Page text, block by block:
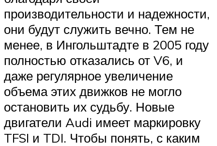
производительности и надежности,
они будут служить вечно. Тем не
менее, в Ингольштадте в 2005 году
полностью отказались от V6, и
даже регулярное увеличение
объема этих движков не могло
остановить их судьбу. Новые
двигатели Audi имеет маркировку
TFSI и TDI. Чтобы понять, с каким